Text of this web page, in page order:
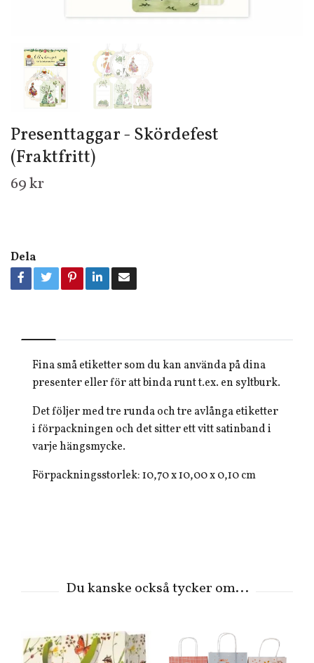
Presenttaggar - Skördefest
(Fraktfritt)
69 kr
Dela
Fina små etiketter som du kan använda på dina
presenter eller för att binda runt t.ex. en syltburk.
Det följer med tre runda och tre avlånga etiketter
i förpackningen och det sitter ett vitt satinband i
varje hängsmycke.
Förpackningsstorlek: 10,70 x 10,00 x 0,10 cm